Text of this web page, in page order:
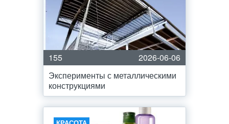
155
2026-06-06
Эксперименты с металлическими
конструкциями